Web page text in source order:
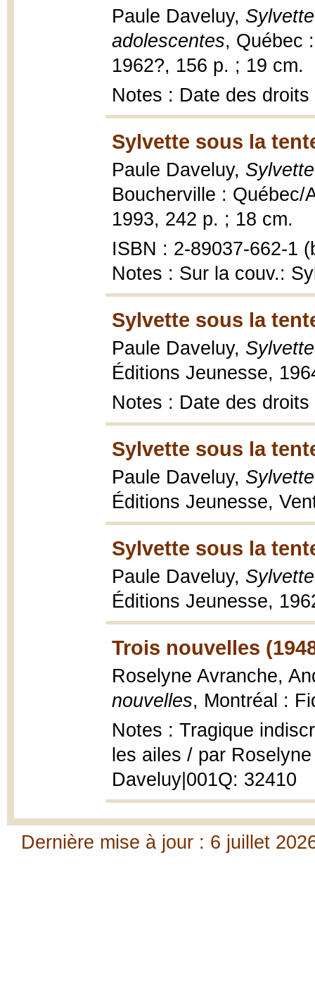
Paule Daveluy,
adolescentes, Québec
1962?, 156 p. ; 19 cm.
Notes : Date des
Sylvette sous la
Paule Daveluy,
Boucherville : Québec/
1993, 242 p. ; 18 cm.
ISBN : 2-89037-662-1
Notes : Sur la couv.:
Sylvette sous la
Paule Daveluy,
Éditions Jeunesse,
Notes : Date des
Sylvette sous la
Paule Daveluy,
Éditions Jeunesse,
Sylvette sous la
Paule Daveluy,
Éditions Jeunesse,
Trois nouvelles
Roselyne Avranche,
nouvelles, Montréal :
Notes : Tragique
les ailes / par
Daveluy|001Q: 32410
Dernière mise à jour : 6 juillet